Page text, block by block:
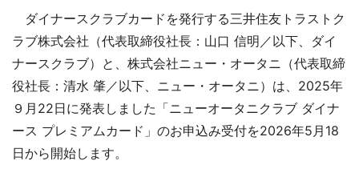
ダイナースクラブカードを発行する三井住友トラストク
ラブ株式会社（代表取締役社長：山口 信明／以下、ダイ
ナースクラブ）と、株式会社ニュー・オータニ（代表取締
役社長：清水 肇／以下、ニュー・オータニ）は、2025年
９月22日に発表しました「ニューオータニクラブ ダイナ
ース プレミアムカード」のお申込み受付を2026年5月18
日から開始します。